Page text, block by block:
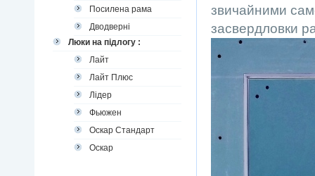
Посилена рама
Дводверні
Люки на підлогу :
Лайт
Лайт Плюс
Лідер
Фьюжен
Оскар Стандарт
Оскар
звичайними
засвердловки